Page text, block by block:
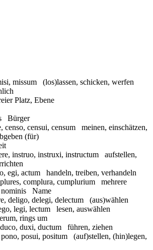
missum (los)lassen, schicken, werfen
Platz, Ebene
Bürger
censo, censui, censum meinen, einschätzen,
(für)
instruo, instruxi, instructum aufstellen,
egi, actum handeln, treiben, verhandeln
complura, cumplurium mehrere
nominis Name
deligo, delegi, delectum (aus)wählen
legi, lectum lesen, auswählen
rings um
duxi, ductum führen, ziehen
pono, posui, positum (auf)stellen, (hin)legen,